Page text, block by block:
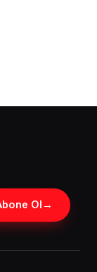
Ol →